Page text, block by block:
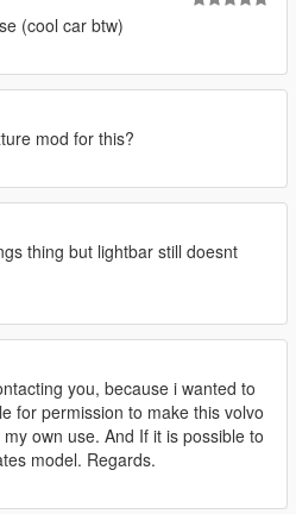
(cool car btw)
mod for this?
thing but lightbar still doesnt
you, because i wanted to
for permission to make this volvo
own use. And If it is possible to
model. Regards.